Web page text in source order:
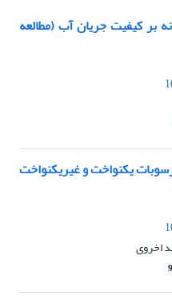
بر کیفیت جریان آب (مطالعه
یکنواخت و غیریکنواخت
اخروی